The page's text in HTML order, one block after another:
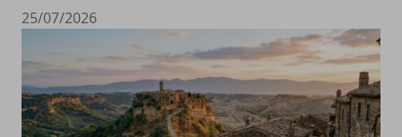
25/07/2026